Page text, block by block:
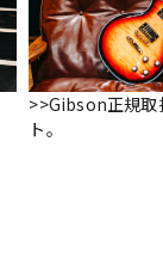
>>Gibson正規取
ト。